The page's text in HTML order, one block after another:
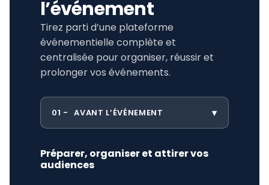
l’événement
Tirez parti d’une plateforme
événementielle complète et
centralisée pour organiser, réussir et
prolonger vos événements.
01 AVANT L’ÉVÉNEMENT
Préparer, organiser et attirer vos
audiences